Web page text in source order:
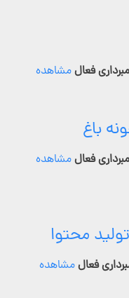
مشاهده
باغ
مشاهده
محتوا
مشاهده